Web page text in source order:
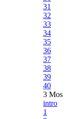
31
32
33
34
35
36
37
38
39
40
3 Mos
intro
1